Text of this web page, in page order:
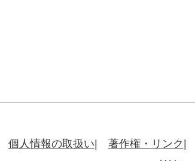
個人情報の取扱い 著作権・リンク